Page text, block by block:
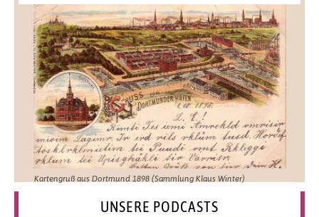
Kartengruß aus Dortmund 1898 (Sammlung Klaus Winter)
UNSERE PODCASTS